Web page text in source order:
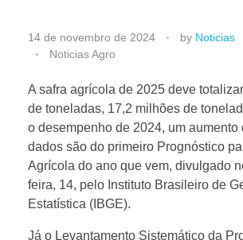
I
B
G
E
p
14 de novembro de 2024 by Noticias
Noticias Agro
A safra agrícola de 2025 deve
de toneladas, 17,2 milhões de
o desempenho de 2024, um aumento
dados são do primeiro Prognóstico
Agrícola do ano que vem, divulgado
feira, 14, pelo Instituto Brasileiro de
Estatística (IBGE).
Já o Levantamento Sistemático da